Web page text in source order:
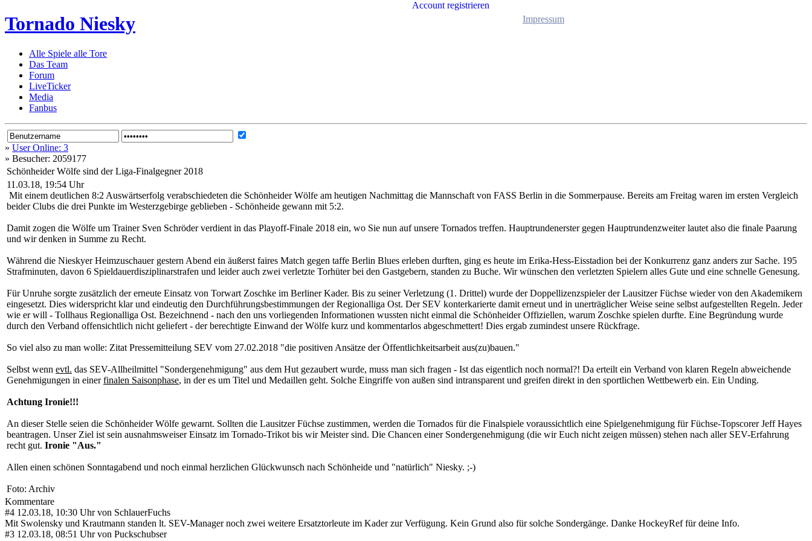
Tornado Niesky
Alle Spiele alle Tore
Das Team
Forum
LiveTicker
Media
Fanbus
Account registrieren
» User Online: 3
» Besucher: 2059177
Schönheider Wölfe sind der Liga-Finalgegner 2018
11.03.18, 19:54 Uhr
Mit einem deutlichen 8:2 Auswärtserfolg verabschiedeten die Schönheider Wölfe am heutigen Nachmittag die Mannschaft von FASS Berlin in die Sommerpause. Bereits am Freitag waren im ersten Vergleich
beider Clubs die drei Punkte im Westerzgebirge geblieben - Schönheide gewann mit 5:2.
Damit zogen die Wölfe um Trainer Sven Schröder verdient in das Playoff-Finale 2018 ein, wo Sie nun auf unsere Tornados treffen. Hauptrundenerster gegen Hauptrundenzweiter lautet also die finale Paarung
und wir denken in Summe zu Recht.
Während die Nieskyer Heimzuschauer gestern Abend ein äußerst faires Match gegen taffe Berlin Blues erleben durften, ging es heute im Erika-Hess-Eisstadion bei der Konkurrenz ganz anders zur Sache. 195
Strafminuten, davon 6 Spieldauerdisziplinarstrafen und leider auch zwei verletzte Torhüter bei den Gastgebern, standen zu Buche. Wir wünschen den verletzten Spielern alles Gute und eine schnelle Genesung.
Für Unruhe sorgte zusätzlich der erneute Einsatz von Torwart Zoschke im Berliner Kader. Bis zu seiner Verletzung (1. Drittel) wurde der Doppellizenzspieler der Lausitzer Füchse wieder von den Akademikern
eingesetzt. Dies widerspricht klar und eindeutig den Durchführungsbestimmungen der Regionalliga Ost. Der SEV konterkarierte damit erneut und in unerträglicher Weise seine selbst aufgestellten Regeln. Jeder
wie er will - Tollhaus Regionalliga Ost. Bezeichnend - nach den uns vorliegenden Informationen wussten nicht einmal die Schönheider Offiziellen, warum Zoschke spielen durfte. Eine Begründung wurde
durch den Verband offensichtlich nicht geliefert - der berechtigte Einwand der Wölfe kurz und kommentarlos abgeschmettert! Dies ergab zumindest unsere Rückfrage.
So viel also zu man wolle: Zitat Pressemitteilung SEV vom 27.02.2018 "die positiven Ansätze der Öffentlichkeitsarbeit aus(zu)bauen."
Selbst wenn evtl. das SEV-Allheilmittel "Sondergenehmigung" aus dem Hut gezaubert wurde, muss man sich fragen - Ist das eigentlich noch normal?! Da erteilt ein Verband von klaren Regeln abweichende
Genehmigungen in einerfinalen Saisonphase, in der es um Titel und Medaillen geht. Solche Eingriffe von außen sind intransparent und greifen direkt in den sportlichen Wettbewerb ein. Ein Unding.
Achtung Ironie!!!
An dieser Stelle seien die Schönheider Wölfe gewarnt. Sollten die Lausitzer Füchse zustimmen, werden die Tornados für die Finalspiele voraussichtlich eine Spielgenehmigung für Füchse-Topscorer Jeff Hayes
beantragen. Unser Ziel ist sein ausnahmsweiser Einsatz im Tornado-Trikot bis wir Meister sind. Die Chancen einer Sondergenehmigung (die wir Euch nicht zeigen müssen) stehen nach aller SEV-Erfahrung
recht gut. Ironie "Aus."
Allen einen schönen Sonntagabend und noch einmal herzlichen Glückwunsch nach Schönheide und "natürlich" Niesky. ;-)
Foto: Archiv
Kommentare
#4 12.03.18, 10:30 Uhr von SchlauerFuchs
Mit Swolensky und Krautmann standen lt. SEV-Manager noch zwei weitere Ersatztorleute im Kader zur Verfügung. Kein Grund also für solche Sondergänge. Danke HockeyRef für deine Info.
#3 12.03.18, 08:51 Uhr von Puckschubser
Impressum